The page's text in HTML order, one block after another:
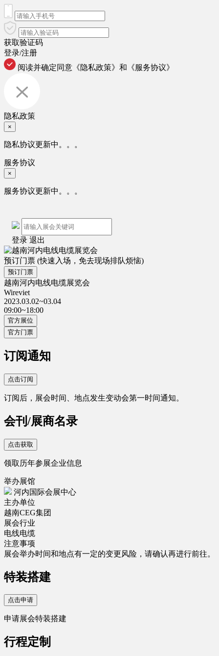
获取验证码
登录/注册
阅读并确定同意 《隐私政策》 和 《服务协议》
隐私政策
×
隐私协议更新中。。。
服务协议
×
服务协议更新中。。。
登录 退出
预订门票 (快速入场，免去现场排队烦恼)
预订门票
越南河内电线电缆展览会
Wireviet
2023.03.02~03.04
09:00~18:00
官方展位
官方门票
订阅通知
点击订阅
订阅后，展会时间、地点发生变动会第一时间通知。
会刊/展商名录
点击获取
领取历年参展企业信息
举办展馆
河内国际会展中心
主办单位
越南CEG集团
展会行业
电线电缆
注意事项
展会举办时间和地点有一定的变更风险，请确认再进行前往。
特装搭建
点击申请
申请展会特装搭建
行程定制